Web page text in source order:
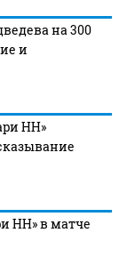
на 300
и
НН»
НН» в матче